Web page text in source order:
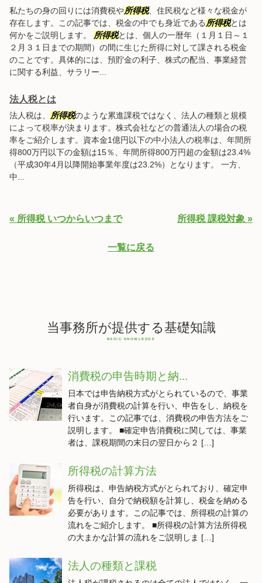
私たちの身の回りには消費税や所得税、住民税など様々な税金が
存在します。この記事では、税金の中でも身近である 所得税とは
何かをご説明します。
所得税とは、個人の一暦年（１月１日～１
２月３１日までの期間）の間に生じた所得に対して課される税金
のことです。具体的には、預貯金の利子、株式の配当、事業経営
に関する利益、サラリー...
法人税とは
法人税は、 所得税のような累進課税ではなく、法人の種類と規模
によって税率が決まります。株式会社などの普通法人の場合の税
率をご紹介します。資本金1億円以下の中小法人の税率は、年間所
得800万円以下の金額は15％、年間所得800万円超の金額は23.4%
（平成30年4月以降開始事業年度は23.2%）となります。 一方、
中...
« 所得税 いつからいつまで 所得税 課税対象 »
一覧に戻る
当事務所が提供する基礎知識
消費税の申告時期と納...
日本では申告納税方式がとられているので、事業
者自身が消費税の計算を行い、申告をし、納税を
行います。この記事では、消費税の申告方法をご
説明します。 ■確定申告消費税に関しては、事業
者は、課税期間の末日の翌日から２ […]
所得税の計算方法
所得税は、申告納税方式がとられており、確定申
告を行い、自分で納税額を計算し、税金を納める
必要があります。この記事では、所得税の計算の
流れをご紹介します。 ■所得税の計算方法所得税
の大まかな計算の流れをご説明しま […]
法人の種類と課税